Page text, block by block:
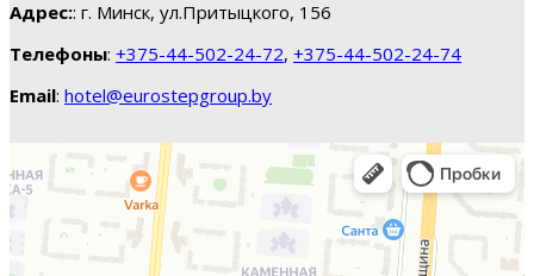
Адрес:: г. Минск, ул.Притыцкого, 156
Телефоны: +375-44-502-24-72, +375-44-502-24-74
Email: hotel@eurostepgroup.by